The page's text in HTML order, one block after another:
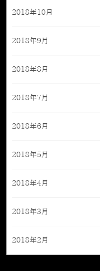
2018年10月
2018年9月
2018年8月
2018年7月
2018年6月
2018年5月
2018年4月
2018年3月
2018年2月